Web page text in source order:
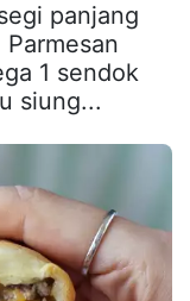
panjang
1 sendok
siung...